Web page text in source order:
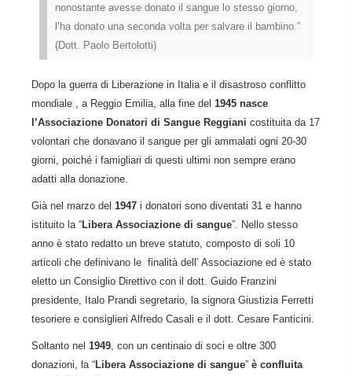
nonostante avesse donato il sangue lo stesso giorno,
l’ha donato una seconda volta per salvare il bambino.”
(Dott. Paolo Bertolotti)
Dopo la guerra di Liberazione in Italia e il disastroso conflitto
mondiale , a Reggio Emilia, alla fine del 1945 nasce
l’Associazione Donatori di Sangue Reggiani costituita da 17
volontari che donavano il sangue per gli ammalati ogni 20-30
giorni, poiché i famigliari di questi ultimi non sempre erano
adatti alla donazione.
Già nel marzo del 1947 i donatori sono diventati 31 e hanno
istituito la “Libera Associazione di sangue”. Nello stesso
anno è stato redatto un breve statuto, composto di soli 10
articoli che definivano le finalità dell’ Associazione ed è stato
eletto un Consiglio Direttivo con il dott. Guido Franzini
presidente, Italo Prandi segretario, la signora Giustizia Ferretti
tesoriere e consiglieri Alfredo Casali e il dott. Cesare Fanticini.
Soltanto nel 1949 , con un centinaio di soci e oltre 300
donazioni, la “Libera Associazione di sangue” è confluita